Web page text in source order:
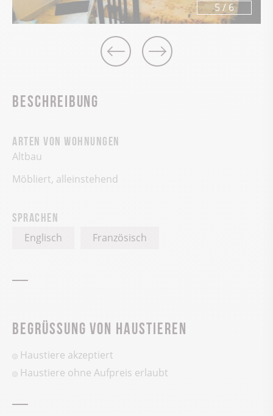
5 / 6
Beschreibung
Arten von Wohnungen
Altbau
Möbliert, alleinstehend
Sprachen
Englisch Französisch
Begrüssung von Haustieren
Haustiere akzeptiert
Haustiere ohne Aufpreis erlaubt